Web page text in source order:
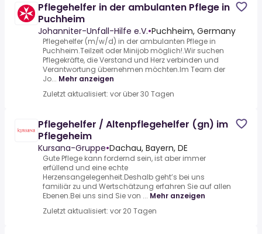
Pflegehelfer in der ambulanten Pflege in
Puchheim
Johanniter-Unfall-Hilfe e.V.•Puchheim, Germany
Pflegehelfer (m/w/d) in der ambulanten Pflege in
Puchheim.Teilzeit oder Minijob möglich!.Wir suchen
Pflegekräfte, die Verstand und Herz verbinden und
Verantwortung übernehmen möchten.Im Team der
Jo... Mehr anzeigen
Zuletzt aktualisiert: vor über 30 Tagen
Pflegehelfer / Altenpflegehelfer (gn) im
Pflegeheim
Kursana-Gruppe•Dachau, Bayern, DE
Gute Pflege kann fordernd sein, ist aber immer
erfüllend und eine echte
Herzensangelegenheit.Deshalb geht’s bei uns
familiär zu und Wertschätzung erfahren Sie auf allen
Ebenen.Bei uns sind Sie von ... Mehr anzeigen
Zuletzt aktualisiert: vor 20 Tagen